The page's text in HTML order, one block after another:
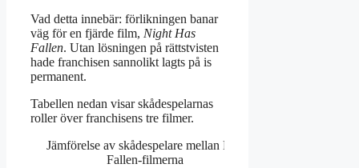
Vad detta innebär: förlikningen banar
väg för en fjärde film, Night Has
Fallen. Utan lösningen på rättstvisten
hade franchisen sannolikt lagts på is
permanent.
Tabellen nedan visar skådespelarnas
roller över franchisens tre filmer.
Jämförelse av skådespelare mellan Has
Fallen-filmerna